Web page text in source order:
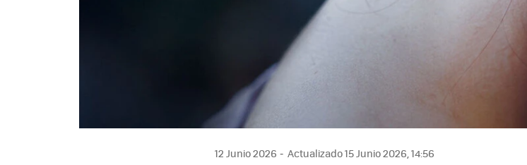
12 Junio 2026 Actualizado 15 Junio 2026, 14:56